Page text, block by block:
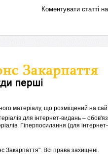
Коментувати статті
матеріалу, що розміщений на
для інтернет-видань –
Гіперпосилання (для
Закарпаття". Всі права захищені.